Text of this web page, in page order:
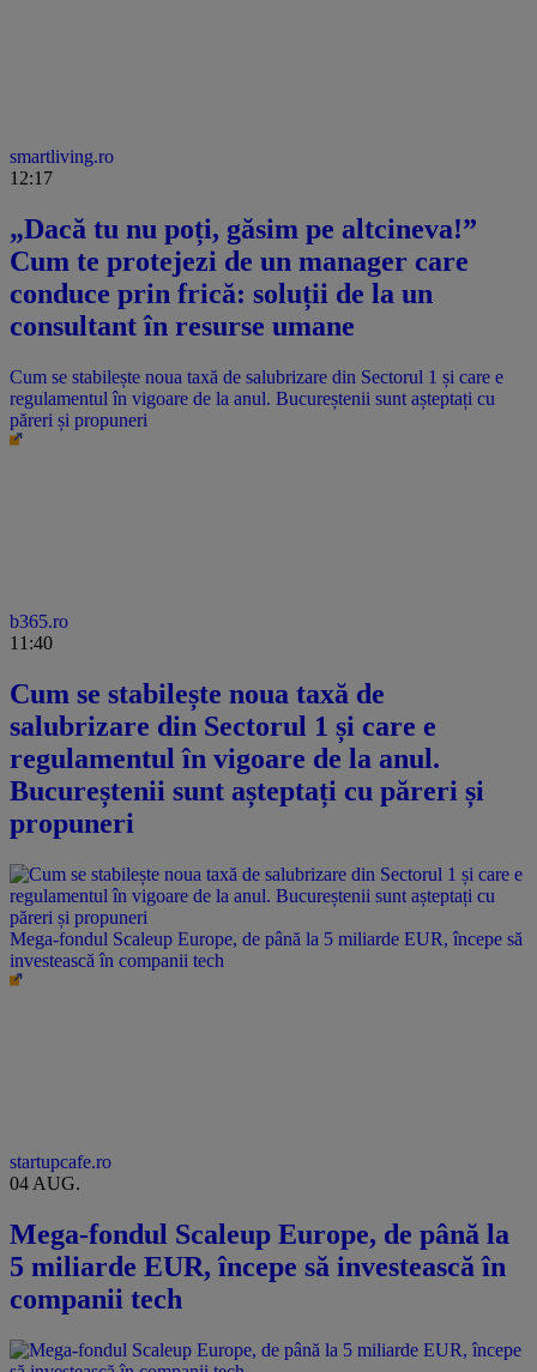
smartliving.ro
12:17
„Dacă tu nu poți, găsim pe altcineva!”
Cum te protejezi de un manager care
conduce prin frică: soluții de la un
consultant în resurse umane
Cum se stabilește noua taxă de salubrizare din Sectorul 1 și care e
regulamentul în vigoare de la anul. Bucureștenii sunt așteptați cu
păreri și propuneri
b365.ro
11:40
Cum se stabilește noua taxă de
salubrizare din Sectorul 1 și care e
regulamentul în vigoare de la anul.
Bucureștenii sunt așteptați cu păreri și
propuneri
Mega-fondul Scaleup Europe, de până la 5 miliarde EUR, începe să
investească în companii tech
startupcafe.ro
04 AUG.
Mega-fondul Scaleup Europe, de până la
5 miliarde EUR, începe să investească în
companii tech